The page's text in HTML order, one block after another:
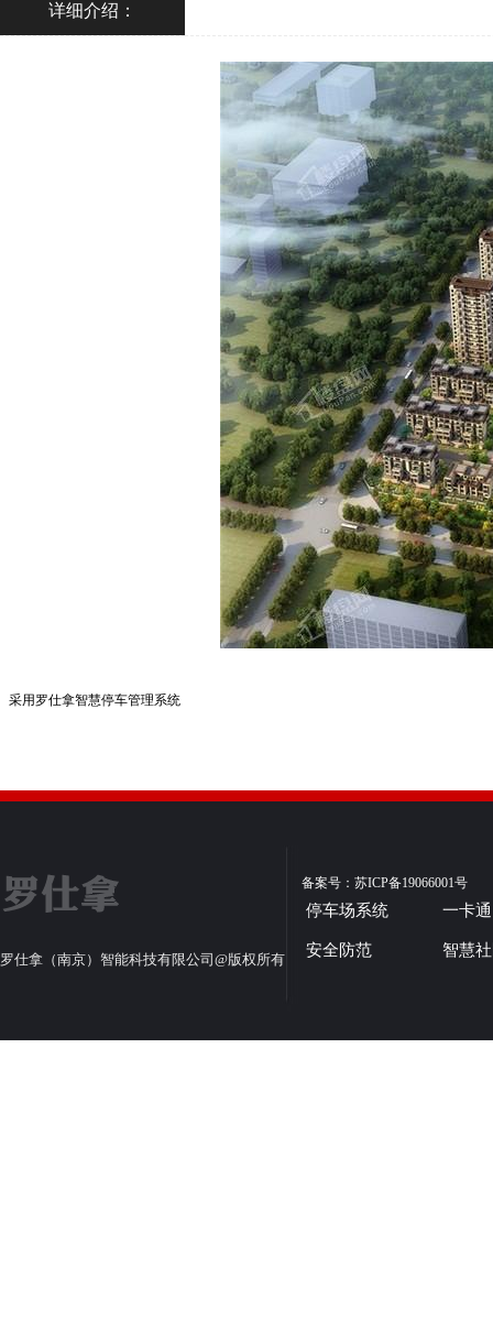
详细介绍：
采用罗仕拿智慧停车管理系统
罗仕拿（南京）智能科技有限公司@版权所有
备案号：苏ICP备19066001号
停车场系统 一卡通
安全防范 智慧